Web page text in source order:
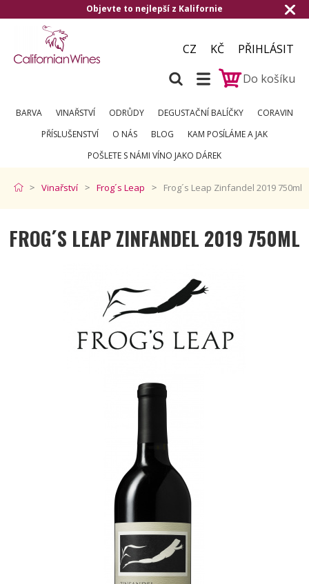
to nejlepší z Kalifornie Doručení
CZ KČ
PŘIHLÁSIT
Do košíku
BARVA VINAŘSTVÍ ODRŮDY DEGUSTAČNÍ BALÍČKY
CORAVIN
PŘÍSLUŠENSTVÍ
O NÁS BLOG
KAM POSÍLÁME A JAK
POŠLETE S NÁMI VÍNO JAKO DÁREK
Vinařství Frog´s Leap Frog´s Leap Zinfandel 2019 750ml
FROG´S LEAP ZINFANDEL 2019 750ML